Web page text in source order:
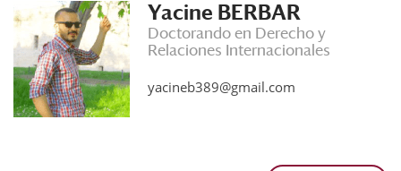
Yacine BERBAR
Doctorando en Derecho y
Relaciones Internacionales
yacineb389@gmail.com